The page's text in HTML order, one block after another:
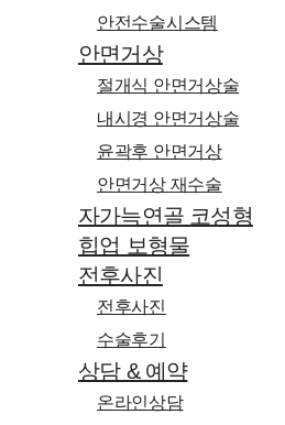
안전수술시스템
안면거상
절개식 안면거상술
내시경 안면거상술
윤곽후 안면거상
안면거상 재수술
자가늑연골 코성형
힙업 보형물
전후사진
전후사진
수술후기
상담 & 예약
온라인상담